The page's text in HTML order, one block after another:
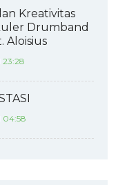
Kreativitas
Drumband
Aloisius
04:58